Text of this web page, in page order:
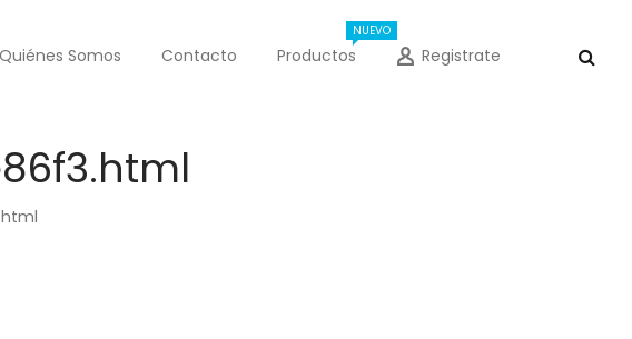
Quiénes Somos Contacto Productos
NUEVO
Registrate